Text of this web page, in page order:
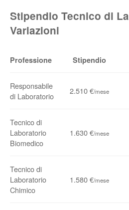
Stipendio Tecnico di
Variazioni
Professione Stipendio
Responsabile
di Laboratorio
2.510 €/mese
Tecnico di
Laboratorio
Biomedico
1.630 €/mese
Tecnico di
Laboratorio
Chimico
1.580 €/mese